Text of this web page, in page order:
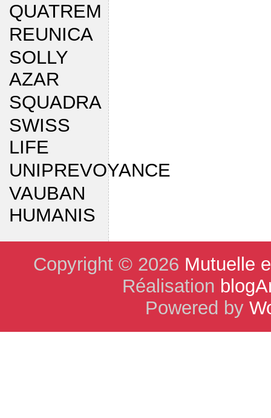
QUATREM
REUNICA
SOLLY
AZAR
SQUADRA
SWISS
LIFE
UNIPREVOYANCE
VAUBAN
HUMANIS
Copyright © 2026 Mutuelle
Réalisation
Powered by